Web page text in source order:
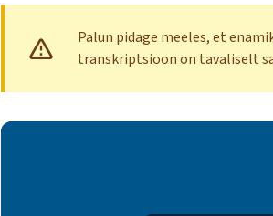
Palun pidage meeles, et
transkriptsioon on tavaliselt